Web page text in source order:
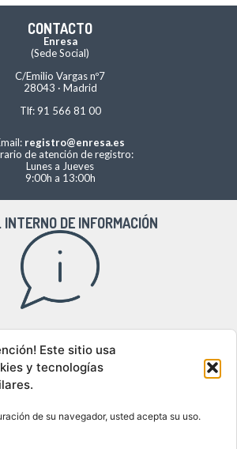
Este sitio usa
y tecnologías
de su navegador, usted acepta su uso.
CONTACTO
Enresa
(Sede Social)
C/Emilio Vargas nº7
28043 · Madrid
Tlf: 91 566 81 00
registro@enresa.es
de atención de registro:
Lunes a Jueves
9:00h a 13:00h
INTERNO DE INFORMACIÓN
DÓNDE ESTAMOS